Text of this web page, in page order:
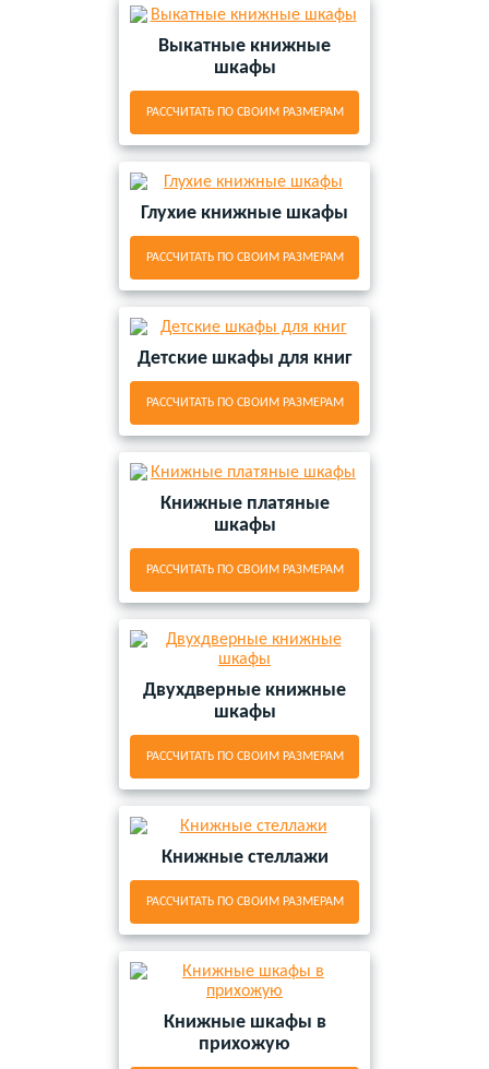
Выкатные книжные
шкафы
РАССЧИТАТЬ ПО СВОИМ РАЗМЕРАМ
Глухие книжные шкафы
РАССЧИТАТЬ ПО СВОИМ РАЗМЕРАМ
Детские шкафы для книг
РАССЧИТАТЬ ПО СВОИМ РАЗМЕРАМ
Книжные платяные
шкафы
РАССЧИТАТЬ ПО СВОИМ РАЗМЕРАМ
Двухдверные книжные
шкафы
РАССЧИТАТЬ ПО СВОИМ РАЗМЕРАМ
Книжные стеллажи
РАССЧИТАТЬ ПО СВОИМ РАЗМЕРАМ
Книжные шкафы в
прихожую